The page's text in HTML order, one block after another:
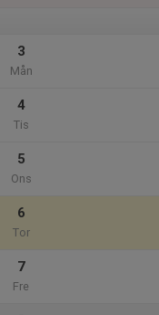
3
Mån
4
Tis
5
Ons
6
Tor
7
Fre